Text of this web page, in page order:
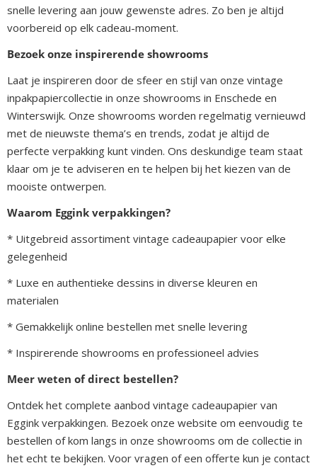
snelle levering aan jouw gewenste adres. Zo ben je altijd
voorbereid op elk cadeau-moment.
Bezoek onze inspirerende showrooms
Laat je inspireren door de sfeer en stijl van onze vintage
inpakpapiercollectie in onze showrooms in Enschede en
Winterswijk. Onze showrooms worden regelmatig vernieuwd
met de nieuwste thema’s en trends, zodat je altijd de
perfecte verpakking kunt vinden. Ons deskundige team staat
klaar om je te adviseren en te helpen bij het kiezen van de
mooiste ontwerpen.
Waarom Eggink verpakkingen?
* Uitgebreid assortiment vintage cadeaupapier voor elke
gelegenheid
* Luxe en authentieke dessins in diverse kleuren en
materialen
* Gemakkelijk online bestellen met snelle levering
* Inspirerende showrooms en professioneel advies
Meer weten of direct bestellen?
Ontdek het complete aanbod vintage cadeaupapier van
Eggink verpakkingen. Bezoek onze website om eenvoudig te
bestellen of kom langs in onze showrooms om de collectie in
het echt te bekijken. Voor vragen of een offerte kun je contact